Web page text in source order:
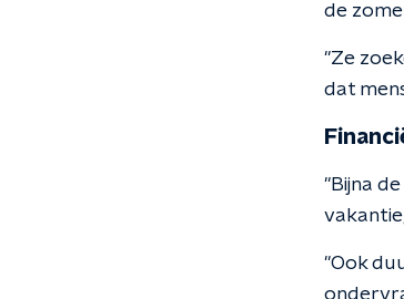
de
"Ze
dat
"Bijna
"Ook